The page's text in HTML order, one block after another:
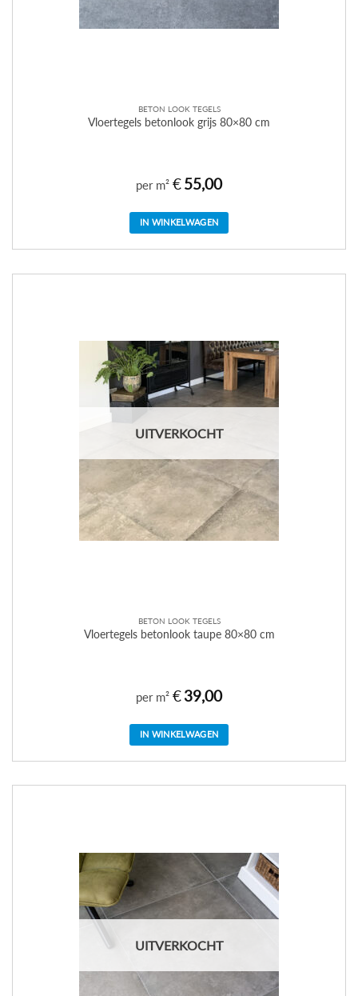
BETON LOOK TEGELS
Vloertegels betonlook grijs 80×80 cm
per m² €55,00
IN WINKELWAGEN
UITVERKOCHT
BETON LOOK TEGELS
Vloertegels betonlook taupe 80×80 cm
per m² €39,00
IN WINKELWAGEN
UITVERKOCHT